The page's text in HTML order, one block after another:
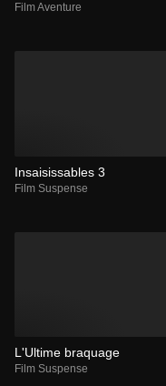
Film Aventure
Insaisissables 3
Film Suspense
L'Ultime braquage
Film Suspense